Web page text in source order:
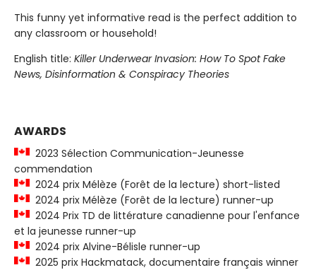
This funny yet informative read is the perfect addition to
any classroom or household!
English title: Killer Underwear Invasion: How To Spot Fake
News, Disinformation & Conspiracy Theories
AWARDS
2023 Sélection Communication-Jeunesse
commendation
2024 prix Mélèze (Forêt de la lecture) short-listed
2024 prix Mélèze (Forêt de la lecture) runner-up
2024 Prix TD de littérature canadienne pour l'enfance
et la jeunesse runner-up
2024 prix Alvine-Bélisle runner-up
2025 prix Hackmatack, documentaire français winner